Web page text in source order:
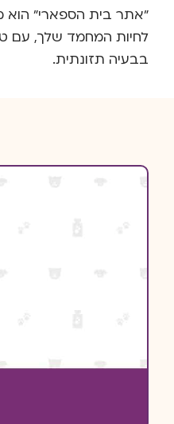
"אתר בית הספארי" הוא
לחיות המחמד שלך, עם
בבעיה תזונתית.